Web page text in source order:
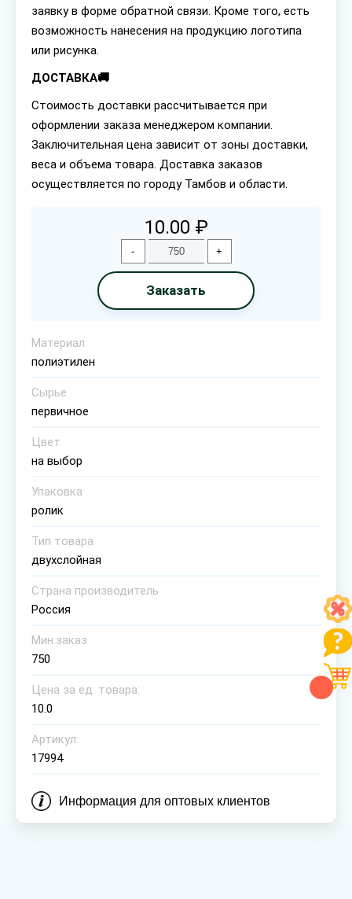
заявку в форме обратной связи. Кроме того, есть
возможность нанесения на продукцию логотипа
или рисунка.
ДОСТАВКА🚚
Стоимость доставки рассчитывается при
оформлении заказа менеджером компании.
Заключительная цена зависит от зоны доставки,
веса и объема товара. Доставка заказов
осуществляется по городу Тамбов и области.
10.00 ₽
- +
Заказать
Материал
полиэтилен
Сырье
первичное
Цвет
на выбор
Упаковка
ролик
Тип товара
двухслойная
Страна производитель
Россия
Мин.заказ
750
Цена за ед. товара:
10.0
Артикул:
17994
Информация для оптовых клиентов